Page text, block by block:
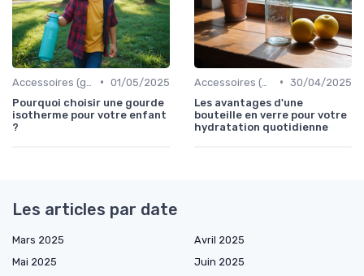
• 01/05/2025
Pourquoi choisir une gourde
isotherme pour votre enfant
?
• 30/04/2025
Les avantages d'une
bouteille en verre pour votre
hydratation quotidienne
Les articles par date
Mars 2025
Avril 2025
Mai 2025
Juin 2025